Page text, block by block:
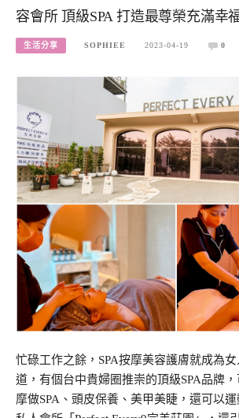
容會所 頂級SPA 打造最尊榮充滿幸
生活分享 SOPHIEE 2023-04-19 0
忙碌工作之餘，SPA按摩美容護膚就成為
道，有個台中貴婦圈推崇的頂級SPA品牌
摩做SPA、頭皮保養、美甲美睫，還可以